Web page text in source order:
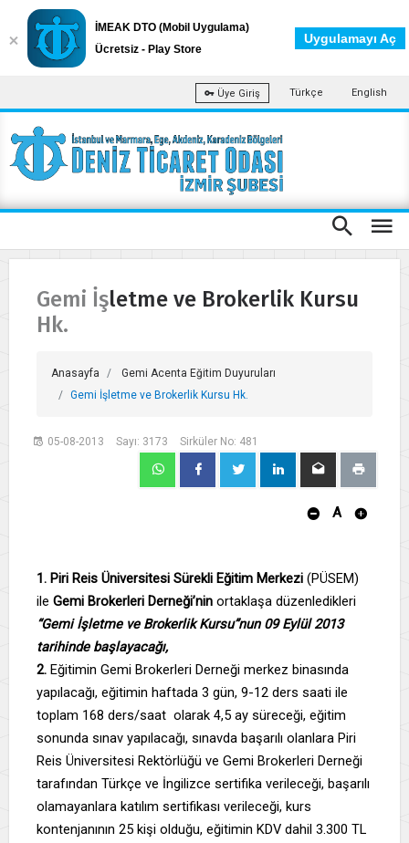
Üye Giriş Türkçe English
Gemi İşletme ve Brokerlik Kursu
Hk.
Anasayfa
Gemi Acenta Eğitim Duyuruları
Gemi İşletme ve Brokerlik Kursu Hk.
05-08-2013 Sayı: 3173 Sirküler No: 481
A
1. Piri Reis Üniversitesi Sürekli Eğitim Merkezi (PÜSEM)
ile Gemi Brokerleri Derneği’nin ortaklaşa düzenledikleri
“Gemi İşletme ve Brokerlik Kursu”nun 09 Eylül 2013
tarihinde başlayacağı,
2. Eğitimin Gemi Brokerleri Derneği merkez binasında
yapılacağı, eğitimin haftada 3 gün, 9-12 ders saati ile
toplam 168 ders/saat olarak 4,5 ay süreceği, eğitim
sonunda sınav yapılacağı, sınavda başarılı olanlara Piri
Reis Üniversitesi Rektörlüğü ve Gemi Brokerleri Derneği
tarafından Türkçe ve İngilizce sertifika verileceği, başarılı
olamayanlara katılım sertifikası verileceği, kurs
kontenjanının 25 kişi olduğu, eğitimin KDV dahil 3.300 TL
İMEAK DTO (Mobil Uygulama)
Ücretsiz - Play Store
Uygulamayı Aç